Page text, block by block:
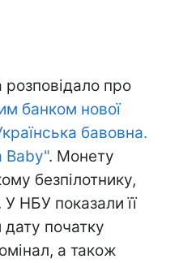
розповідало про
банком нової
бавовна.
Baby". Монету
безпілотнику,
НБУ показали її
початку
а також